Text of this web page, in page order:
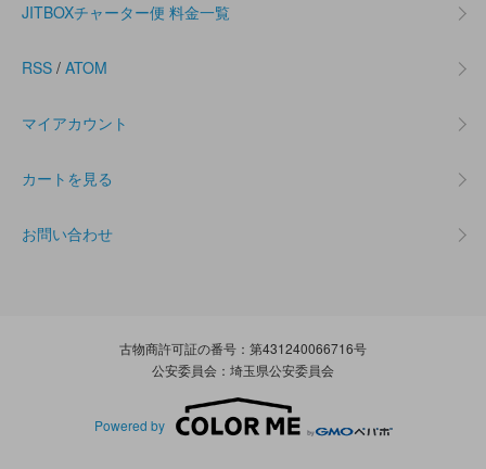
JITBOXチャーター便 料金一覧
RSS / ATOM
マイアカウント
カートを見る
お問い合わせ
古物商許可証の番号：第431240066716号
公安委員会：埼玉県公安委員会
Powered by